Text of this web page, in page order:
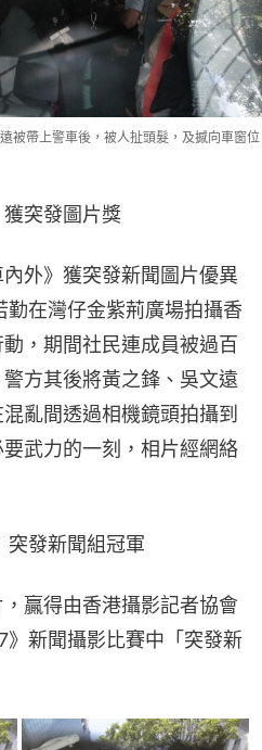
被帶上警車後，被人扯頭髮，及撼向車窗位
突發圖片獎
外》獲突發新聞圖片優異
勤在灣仔金紫荊廣場拍攝香
，期間社民連成員被過百
方其後將黃之鋒、吳文遠
亂間透過相機鏡頭拍攝到
武力的一刻，相片經網絡
突發新聞組冠軍
贏得由香港攝影記者協會
》新聞攝影比賽中「突發新